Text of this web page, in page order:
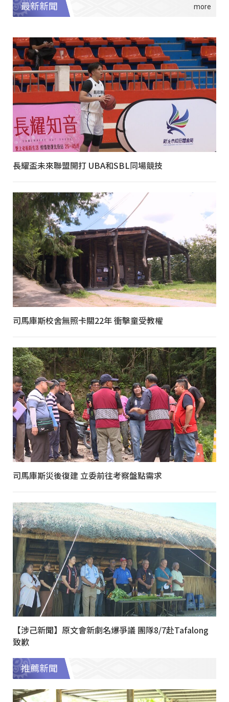
最新新聞
長耀盃未來聯盟開打 UBA和SBL同場競技
司馬庫斯校舍無照卡關22年 衝擊童受教權
司馬庫斯災後復建 立委前往考察盤點需求
【涉己新聞】原文會新劇名爆爭議 團隊8/7赴Tafalong
致歉
推薦新聞